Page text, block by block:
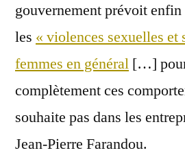
gouvernement prévoit enfin
les « violences sexuelles et
femmes en général […]
complètement ces
souhaite pas dans les
Jean-Pierre Farandou.